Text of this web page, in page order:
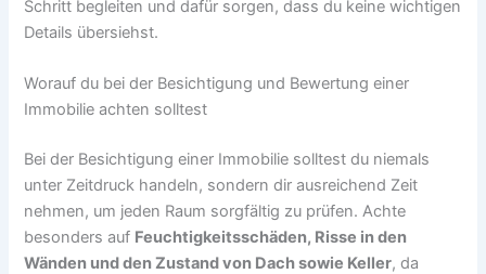
Schritt begleiten und dafür sorgen, dass du keine wichtigen
Details übersiehst.
Worauf du bei der Besichtigung und Bewertung einer
Immobilie achten solltest
Bei der Besichtigung einer Immobilie solltest du niemals
unter Zeitdruck handeln, sondern dir ausreichend Zeit
nehmen, um jeden Raum sorgfältig zu prüfen. Achte
besonders auf Feuchtigkeitsschäden, Risse in den
Wänden und den Zustand von Dach sowie Keller, da